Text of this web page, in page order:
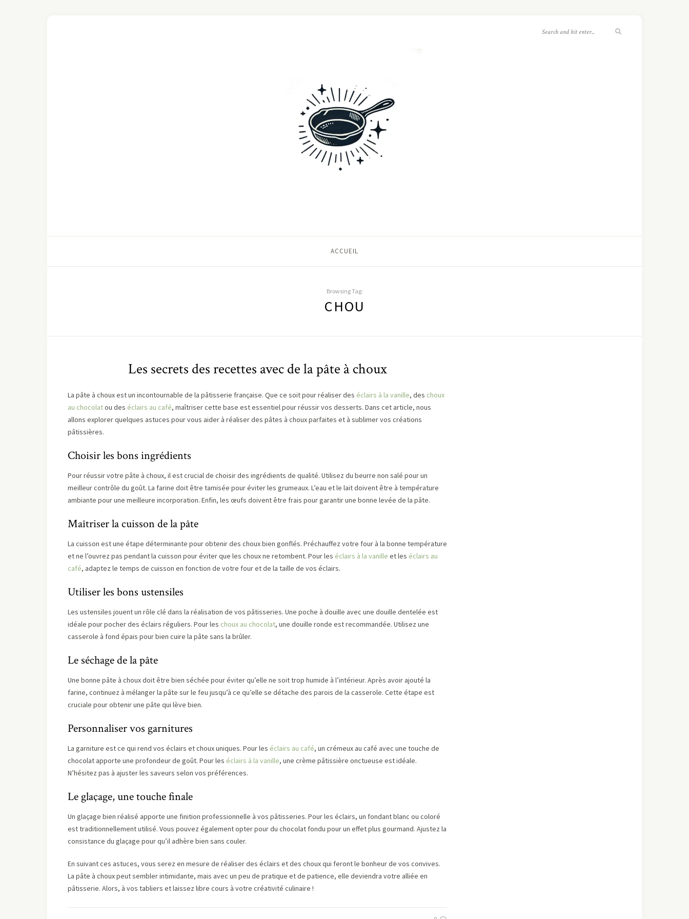
ACCUEIL
Browsing Tag:
CHOU
Les secrets des recettes avec de la pâte à choux
La pâte à choux est un incontournable de la pâtisserie française. Que ce soit pour réaliser des éclairs à la vanille, des choux
au chocolatou des éclairs au café, maîtriser cette base est essentiel pour réussir vos desserts. Dans cet article, nous
allons explorer quelques astuces pour vous aider à réaliser des pâtes à choux parfaites et à sublimer vos créations
pâtissières.
Choisir les bons ingrédients
Pour réussir votre pâte à choux, il est crucial de choisir des ingrédients de qualité. Utilisez du beurre non salé pour un
meilleur contrôle du goût. La farine doit être tamisée pour éviter les grumeaux. L’eau et le lait doivent être à température
ambiante pour une meilleure incorporation. Enfin, les œufs doivent être frais pour garantir une bonne levée de la pâte.
Maîtriser la cuisson de la pâte
La cuisson est une étape déterminante pour obtenir des choux bien gonflés. Préchauffez votre four à la bonne température
et ne l’ouvrez pas pendant la cuisson pour éviter que les choux ne retombent. Pour les éclairs à la vanille et les éclairs au
café, adaptez le temps de cuisson en fonction de votre four et de la taille de vos éclairs.
Utiliser les bons ustensiles
Les ustensiles jouent un rôle clé dans la réalisation de vos pâtisseries. Une poche à douille avec une douille dentelée est
idéale pour pocher des éclairs réguliers. Pour les choux au chocolat, une douille ronde est recommandée. Utilisez une
casserole à fond épais pour bien cuire la pâte sans la brûler.
Le séchage de la pâte
Une bonne pâte à choux doit être bien séchée pour éviter qu’elle ne soit trop humide à l’intérieur. Après avoir ajouté la
farine, continuez à mélanger la pâte sur le feu jusqu’à ce qu’elle se détache des parois de la casserole. Cette étape est
cruciale pour obtenir une pâte qui lève bien.
Personnaliser vos garnitures
La garniture est ce qui rend vos éclairs et choux uniques. Pour les éclairs au café, un crémeux au café avec une touche de
chocolat apporte une profondeur de goût. Pour les éclairs à la vanille, une crème pâtissière onctueuse est idéale.
N’hésitez pas à ajuster les saveurs selon vos préférences.
Le glaçage, une touche finale
Un glaçage bien réalisé apporte une finition professionnelle à vos pâtisseries. Pour les éclairs, un fondant blanc ou coloré
est traditionnellement utilisé. Vous pouvez également opter pour du chocolat fondu pour un effet plus gourmand. Ajustez la
consistance du glaçage pour qu’il adhère bien sans couler.
En suivant ces astuces, vous serez en mesure de réaliser des éclairs et des choux qui feront le bonheur de vos convives.
La pâte à choux peut sembler intimidante, mais avec un peu de pratique et de patience, elle deviendra votre alliée en
pâtisserie. Alors, à vos tabliers et laissez libre cours à votre créativité culinaire !